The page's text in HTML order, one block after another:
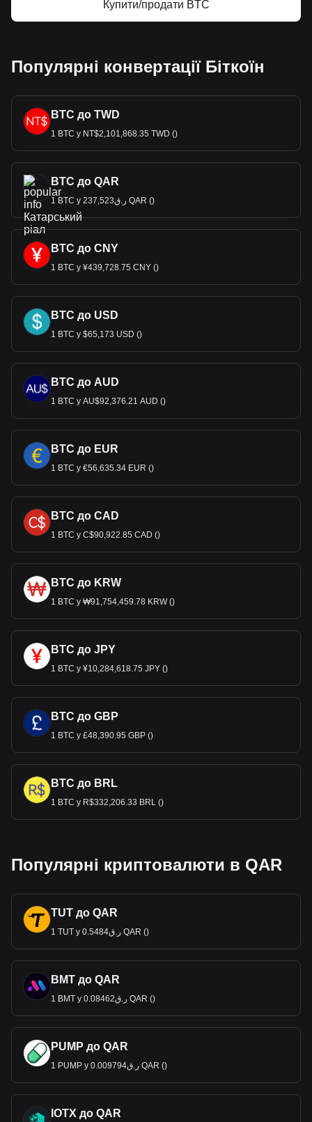
Купити/продати BTC
Популярні конвертації Біткоїн
BTC до TWD
1 BTC у NT$2,101,868.35 TWD ()
BTC до QAR
1 BTC у ر.ق237,523 QAR ()
BTC до CNY
1 BTC у ¥439,728.75 CNY ()
BTC до USD
1 BTC у $65,173 USD ()
BTC до AUD
1 BTC у AU$92,376.21 AUD ()
BTC до EUR
1 BTC у €56,635.34 EUR ()
BTC до CAD
1 BTC у C$90,922.85 CAD ()
BTC до KRW
1 BTC у ₩91,754,459.78 KRW ()
BTC до JPY
1 BTC у ¥10,284,618.75 JPY ()
BTC до GBP
1 BTC у £48,390.95 GBP ()
BTC до BRL
1 BTC у R$332,206.33 BRL ()
Популярні криптовалюти в QAR
TUT до QAR
1 TUT у ر.ق0.5484 QAR ()
BMT до QAR
1 BMT у ر.ق0.08462 QAR ()
PUMP до QAR
1 PUMP у ر.ق0.009794 QAR ()
IOTX до QAR